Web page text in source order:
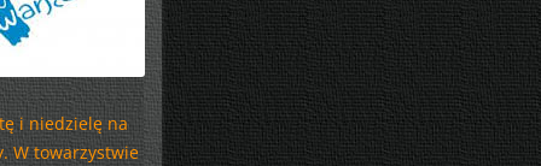
i niedzielę na
W towarzystwie